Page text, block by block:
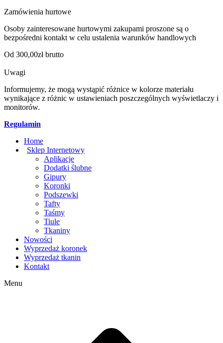
Zamówienia hurtowe
Osoby zainteresowane hurtowymi zakupami proszone są o
bezpośredni kontakt w celu ustalenia warunków handlowych
Od 300,00zł brutto
Uwagi
Informujemy, że mogą wystąpić różnice w kolorze materiału
wynikające z różnic w ustawieniach poszczególnych wyświetlaczy i
monitorów.
Regulamin
Home
Sklep Internetowy
Aplikacje
Dodatki ślubne
Gipury
Koronki
Podszewki
Tafty
Taśmy
Tiule
Tkaniny
Nowości
Wyprzedaż koronek
Wyprzedaż tkanin
Kontakt
Menu